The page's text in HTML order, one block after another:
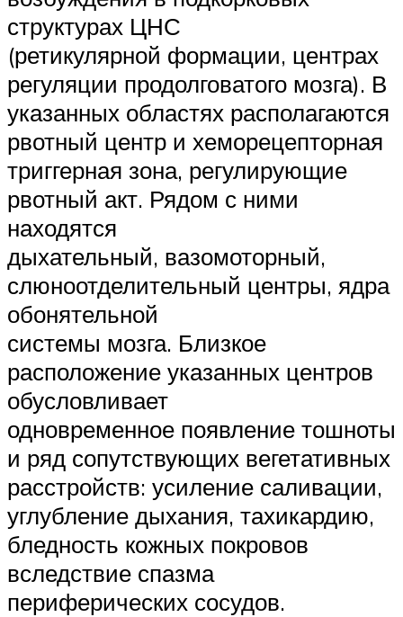
структурах ЦНС
(ретикулярной формации, центрах
регуляции продолговатого мозга). В
указанных областях располагаются
рвотный центр и хеморецепторная
триггерная зона, регулирующие
рвотный акт. Рядом с ними
находятся
дыхательный, вазомоторный,
слюноотделительный центры, ядра
обонятельной
системы мозга. Близкое
расположение указанных центров
обусловливает
одновременное появление тошноты
и ряд сопутствующих вегетативных
расстройств: усиление саливации,
углубление дыхания, тахикардию,
бледность кожных покровов
вследствие спазма
периферических сосудов.